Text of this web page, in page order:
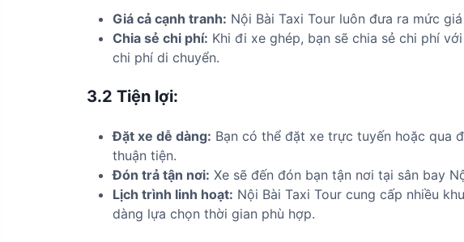
Giá cả cạnh tranh: Nội Bài Taxi Tour luôn đưa ra mức
Chia sẻ chi phí: Khi đi xe ghép, bạn sẽ chia sẻ chi phí
chi phí di chuyển.
3.2 Tiện lợi:
Đặt xe dễ dàng: Bạn có thể đặt xe trực tuyến hoặc qua
thuận tiện.
Đón trả tận nơi: Xe sẽ đến đón bạn tận nơi tại sân bay
Lịch trình linh hoạt: Nội Bài Taxi Tour cung cấp nhiều
dàng lựa chọn thời gian phù hợp.